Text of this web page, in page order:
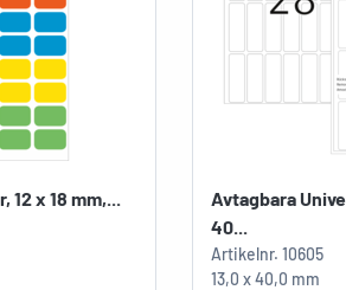
x 18 mm,...
Avtagbara
40...
Artikelnr. 10605
13,0 x 40,0 mm